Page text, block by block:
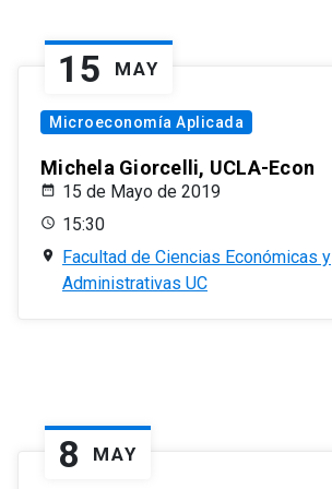
15 MAY
Microeconomía Aplicada
Michela Giorcelli, UCLA-Econ
15 de Mayo de 2019
15:30
Facultad de Ciencias Económicas y
Administrativas UC
8 MAY